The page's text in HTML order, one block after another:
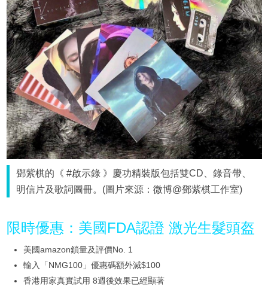
鄧紫棋的《 #啟示錄 》慶功精裝版包括雙CD、錄音帶、
明信片及歌詞圖冊。(圖片來源：微博@鄧紫棋工作室)
限時優惠：美國FDA認證 激光生髮頭盔
美國amazon鎖量及評價No. 1
輸入「NMG100」優惠碼額外減$100
香港用家真實試用 8週後效果已經顯著